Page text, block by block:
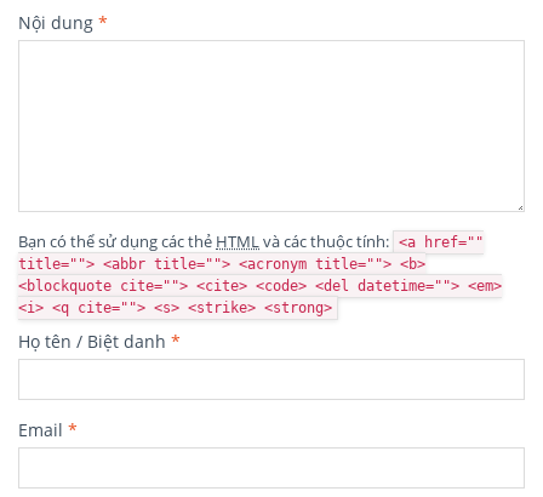
Nội dung *
Bạn có thể sử dụng các thẻ HTMLvà các thuộc tính: <a href=""
title=""> <abbr title=""> <acronym title=""> <b>
<blockquote cite=""> <cite> <code> <del datetime=""> <em>
<i> <q cite=""> <s> <strike> <strong>
Họ tên / Biệt danh *
Email *